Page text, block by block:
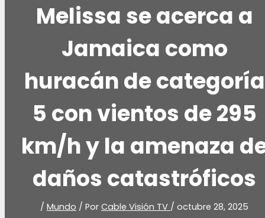
Melissa se acerca a
Jamaica como
huracán de categoría
5 con vientos de 295
km/h y la amenaza
daños catastróficos
/ Mundo / Por Cable Visión TV / octubre 28, 2025